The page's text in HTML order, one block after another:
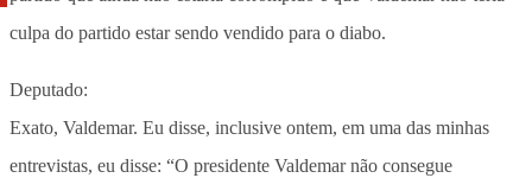
culpa do partido estar sendo vendido para o diabo.
Deputado:
Exato, Valdemar. Eu disse, inclusive ontem, em uma das minhas
entrevistas, eu disse: “O presidente Valdemar não consegue